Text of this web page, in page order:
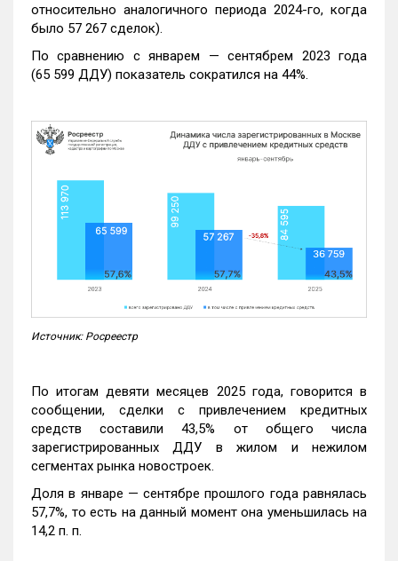
относительно аналогичного периода 2024-го, когда
было 57 267 сделок).
По сравнению с январем — сентябрем 2023 года
(65 599 ДДУ) показатель сократился на 44%.
Источник: Росреестр
По итогам девяти месяцев 2025 года, говорится в
сообщении, сделки с привлечением кредитных
средств составили 43,5% от общего числа
зарегистрированных ДДУ в жилом и нежилом
сегментах рынка новостроек.
Доля в январе — сентябре прошлого года равнялась
57,7%, то есть на данный момент она уменьшилась на
14,2 п. п.